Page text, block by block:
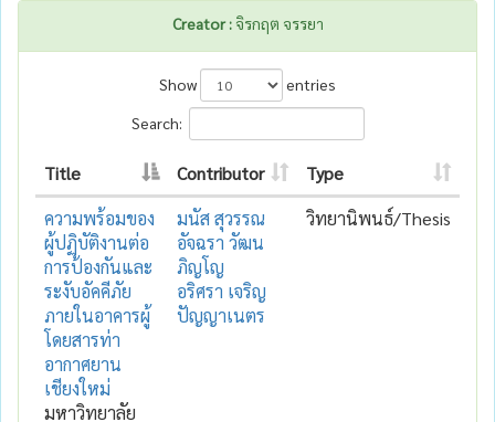
Creator :จิรกฤต จรรยา
Show
entries
Search:
Title Contributor
Type
ความพร้อมของ
ผู้ปฏิบัติงานต่อ
การป้องกันและ
ระงับอัคคีภัย
ภายในอาคารผู้
โดยสารท่า
อากาศยาน
เชียงใหม่
มหาวิทยาลัย
มนัส สุวรรณ
อัจฉรา วัฒน
ภิญโญ
อริศรา เจริญ
ปัญญาเนตร
วิทยานิพนธ์/Thesis